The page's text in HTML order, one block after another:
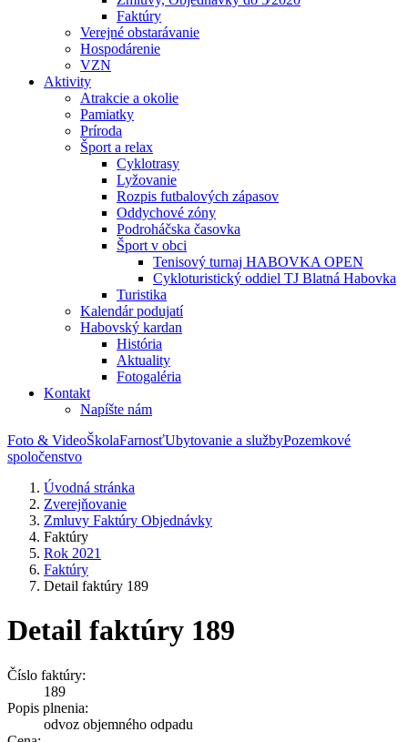
Faktúry
Verejné obstarávanie
Hospodárenie
VZN
Aktivity
Atrakcie a okolie
Pamiatky
Príroda
Šport a relax
Cyklotrasy
Lyžovanie
Rozpis futbalových zápasov
Oddychové zóny
Podroháčska časovka
Šport v obci
Tenisový turnaj HABOVKA OPEN
Cykloturistický oddiel TJ Blatná Habovka
Turistika
Kalendár podujatí
Habovský kardan
História
Aktuality
Fotogaléria
Kontakt
Napíšte nám
Foto & VideoŠkolaFarnosťUbytovanie a službyPozemkové
spoločenstvo
Úvodná stránka
Zverejňovanie
Zmluvy Faktúry Objednávky
Faktúry
Rok 2021
Faktúry
Detail faktúry 189
Detail faktúry 189
Číslo faktúry:
189
Popis plnenia:
odvoz objemného odpadu